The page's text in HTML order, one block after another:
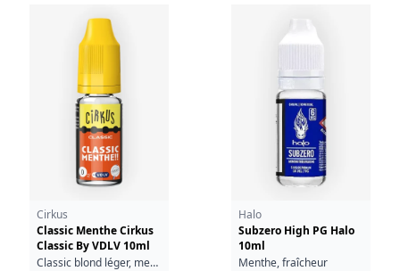
Cirkus
Classic Menthe Cirkus
Classic By VDLV 10ml
Classic blond léger, menthe, fraîcheur
Halo
Subzero High PG Halo
10ml
Menthe, fraîcheur